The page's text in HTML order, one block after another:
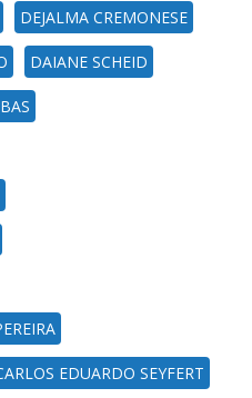
DEJALMA CREMONESE
DAIANE SCHEID
EDUARDO SEYFERT